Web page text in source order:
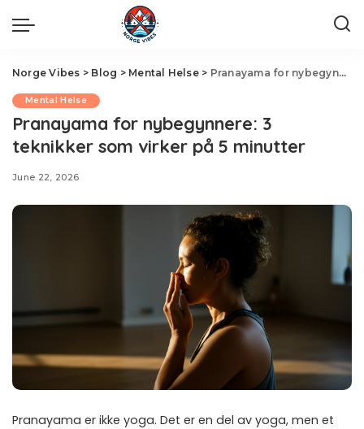
Norge Vibes > Blog > Mental Helse> Pranayama for nybegynnere: 3 teknikker som virker på 5 minutter
Mental Helse
Pranayama for nybegynnere: 3
teknikker som virker på 5 minutter
June 22, 2026
Pranayama er ikke yoga. Det er en del av yoga, men et